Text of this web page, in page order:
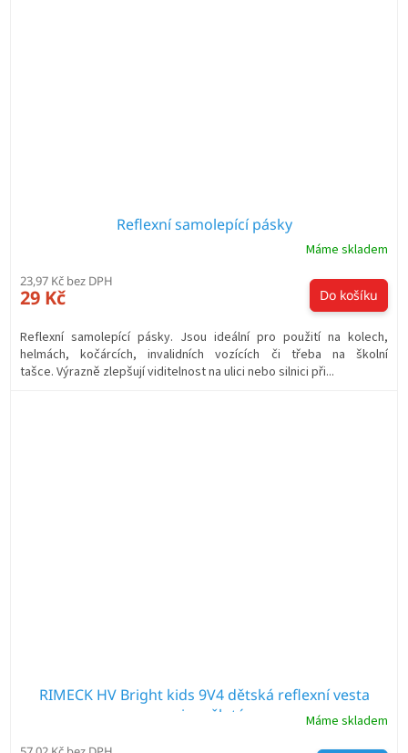
Reflexní samolepící pásky
Máme skladem
23,97 Kč bez DPH
29 Kč Do košíku
Reflexní samolepící pásky. Jsou ideální pro použití na kolech,
helmách, kočárcích, invalidních vozících či třeba na školní
tašce. Výrazně zlepšují viditelnost na ulici nebo silnici při...
RIMECK HV Bright kids 9V4 dětská reflexní vesta
unisex žlutá
Máme skladem